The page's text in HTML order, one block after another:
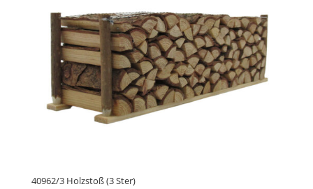
40962/3 Holzstoß (3 Ster)